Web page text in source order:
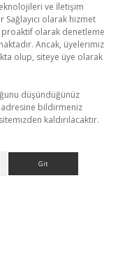
ve İletişim
Sağlayıcı olarak hizmet
olarak denetleme
Ancak, üyelerimiz
olup, siteye üye olarak
düşündüğünüz
adresine bildirmeniz
kaldırılacaktır.